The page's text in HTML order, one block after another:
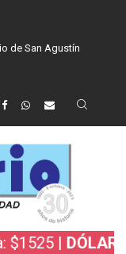
de San Agustín
|DÓLAR BOLSA: